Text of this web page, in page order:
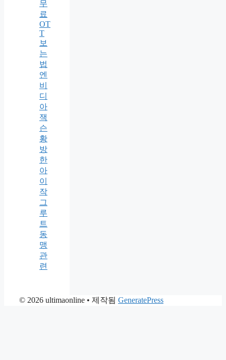
무
료
OT
T
보
는
법
엔
비
디
아
잭
슨
황
방
한
아
이
작
그
루
트
동
맹
관
련
© 2026 ultimaonline • 제작됨 GeneratePress